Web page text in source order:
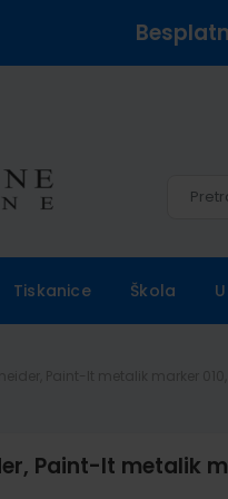
Tiskanice Škola
Paint-It metalik